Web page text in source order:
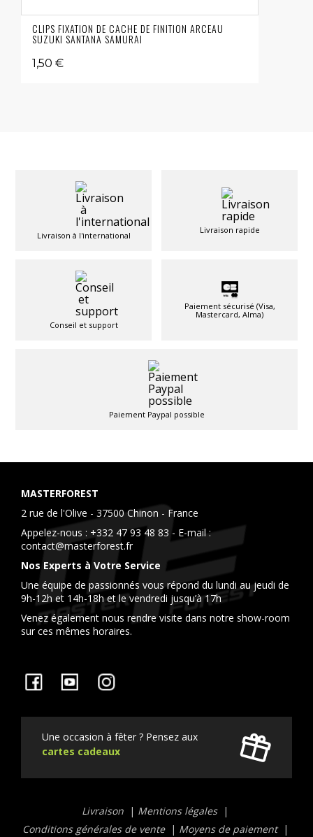
CLIPS FIXATION DE CACHE DE FINITION ARCEAU
SUZUKI SANTANA SAMURAI
1,50 €
Livraison à l'international
Livraison rapide
Conseil et support
Paiement sécurisé (Visa,
Mastercard, Alma)
Paiement Paypal possible
MASTERFOREST
2 rue de l'Olive - 37500 Chinon - France
Appelez-nous : +332 47 93 48 83 - E-mail :
contact@masterforest.fr
Nos Experts à Votre Service
Une équipe de passionnés vous répond du lundi au jeudi de
9h-12h et 14h-18h et le vendredi jusqu’à 17h
Venez également nous rendre visite dans notre show-room
sur ces mêmes horaires.
Facebook YouTube
Une occasion à fêter ? Pensez aux
cartes cadeaux
utiles
Livraison
Mentions légales
Conditions générales de vente
Moyens de paiement